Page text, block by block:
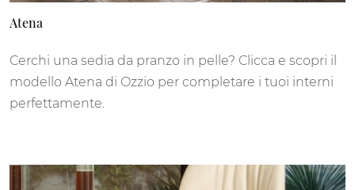
Atena
Cerchi una sedia da pranzo in pelle? Clicca e scopri il
modello Atena di Ozzio per completare i tuoi interni
perfettamente.